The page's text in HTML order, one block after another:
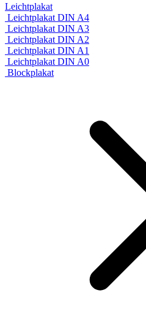
Leichtplakat
Leichtplakat DIN A4
Leichtplakat DIN A3
Leichtplakat DIN A2
Leichtplakat DIN A1
Leichtplakat DIN A0
Blockplakat